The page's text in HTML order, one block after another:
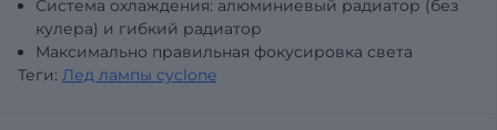
Система охлаждения: алюминиевый радиатор (без
кулера) и гибкий радиатор
Максимально правильная фокусировка света
Теги: Лед лампы cyclone